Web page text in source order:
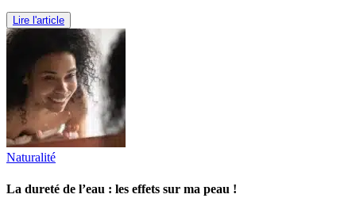
Lire l'article
Naturalité
La dureté de l’eau : les effets sur ma peau !